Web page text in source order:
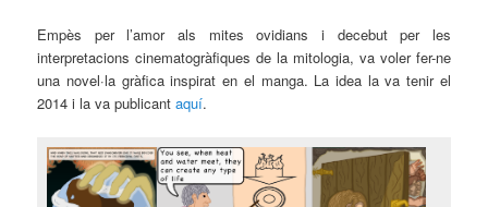
Empès per l’amor als mites ovidians i decebut per les
interpretacions cinematogràfiques de la mitologia, va voler fer-ne
una novel·la gràfica inspirat en el manga. La idea la va tenir el
2014 i la va publicantaquí.